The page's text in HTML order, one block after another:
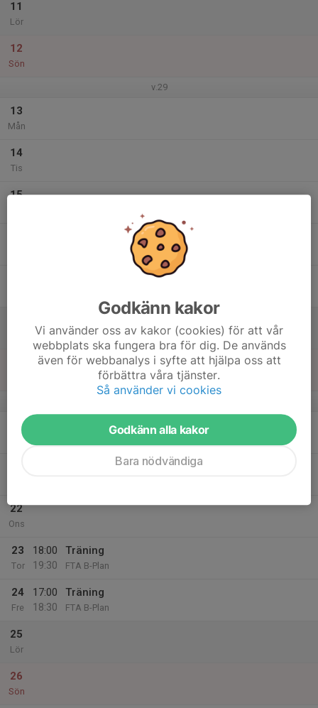
11
Lör
12
Sön
v.29
13
Mån
14
Tis
15
20
Mån
22
Ons
23
Tor
18:00
19:30
Träning
FTA B-Plan
24
Fre
17:00
18:30
Träning
FTA B-Plan
25
Lör
26
Sön
Godkänn kakor
Vi använder oss av kakor (cookies) för att vår
webbplats ska fungera bra för dig. De används
även för webbanalys i syfte att hjälpa oss att
förbättra våra tjänster.
Så använder vi cookies
Godkänn alla kakor
Bara nödvändiga